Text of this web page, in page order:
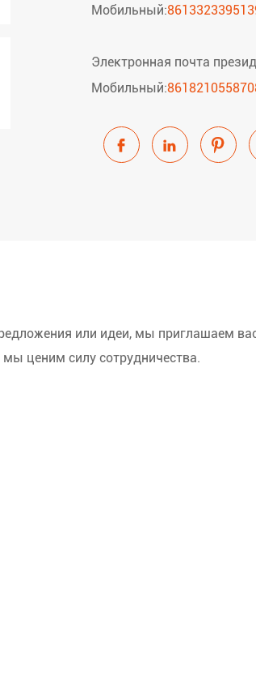
Мобильный:
Электронная почта
Мобильный:
  
или идеи, мы приглашаем
ценим силу сотрудничества.